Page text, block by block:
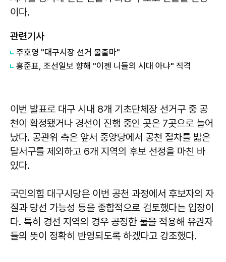
이다.
관련기사
주호영 "대구시장 선거 불출마"
홍준표, 조선일보 향해 "이젠 니들의 시대 아냐" 직격
이번 발표로 대구 시내 8개 기초단체장 선거구 중 공
천이 확정됐거나 경선이 진행 중인 곳은 7곳으로 늘어
났다. 공관위 측은 앞서 중앙당에서 공천 절차를 밟은
달서구를 제외하고 6개 지역의 후보 선정을 마친 바
있다.
국민의힘 대구시당은 이번 공천 과정에서 후보자의 자
질과 당선 가능성 등을 종합적으로 검토했다는 입장이
다. 특히 경선 지역의 경우 공정한 룰을 적용해 유권자
들의 뜻이 정확히 반영되도록 하겠다고 강조했다.